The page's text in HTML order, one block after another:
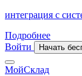
интеграция с
Подробнее
Войти
Начать
МойСклад